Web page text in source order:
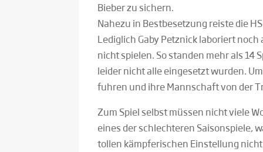
Bieber zu sichern.
Nahezu in Bestbesetzung reiste die
Lediglich Gaby Petznick laboriert
nicht spielen. So standen mehr als
leider nicht alle eingesetzt wurden.
fuhren und ihre Mannschaft von der
Zum Spiel selbst müssen nicht viele
eines der schlechteren Saisonspiele,
tollen kämpferischen Einstellung